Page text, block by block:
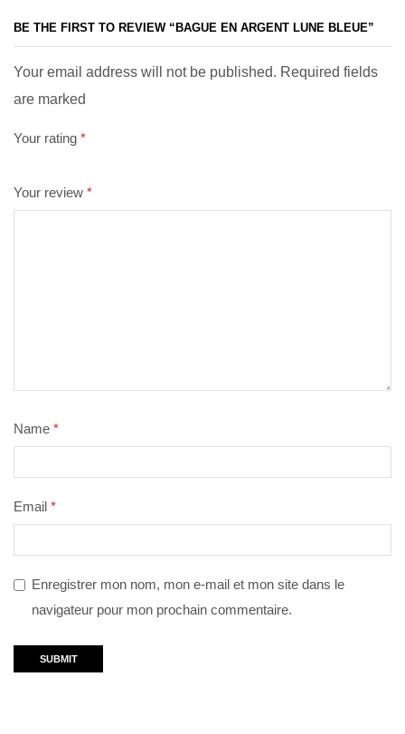
BE THE FIRST TO REVIEW “BAGUE EN ARGENT LUNE BLEUE”
Your email address will not be published. Required fields
are marked
Your rating *
Your review *
Name *
Email *
Enregistrer mon nom, mon e-mail et mon site dans le
navigateur pour mon prochain commentaire.